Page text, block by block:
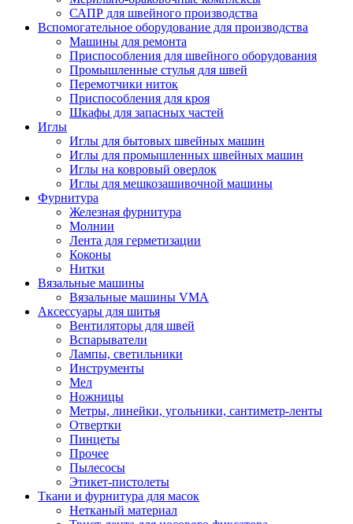
САПР для швейного производства
Вспомогательное оборудование для производства
Машины для ремонта
Приспособления для швейного оборудования
Промышленные стулья для швей
Перемотчики ниток
Приспособления для кроя
Шкафы для запасных частей
Иглы
Иглы для бытовых швейных машин
Иглы для промышленных швейных машин
Иглы на ковровый оверлок
Иглы для мешкозашивочной машины
Фурнитура
Железная фурнитура
Молнии
Лента для герметизации
Коконы
Нитки
Вязальные машины
Вязальные машины VMA
Аксессуары для шитья
Вентиляторы для швей
Вспарыватели
Лампы, светильники
Инструменты
Мел
Ножницы
Метры, линейки, угольники, сантиметр-ленты
Отвертки
Пинцеты
Прочее
Пылесосы
Этикет-пистолеты
Ткани и фурнитура для масок
Нетканый материал